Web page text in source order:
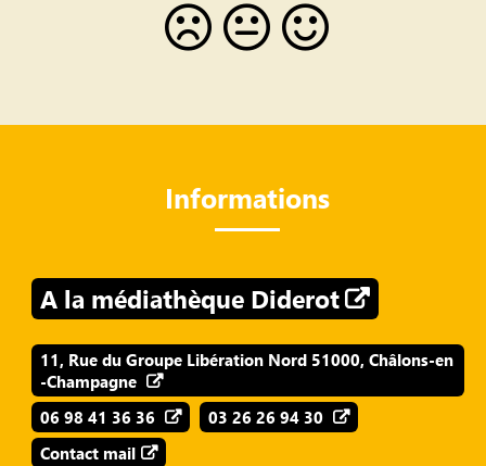
Informations
A la médiathèque Diderot
11, Rue du Groupe Libération Nord 51000, Châlons-en
-Champagne
06 98 41 36 36
03 26 26 94 30
Contact mail